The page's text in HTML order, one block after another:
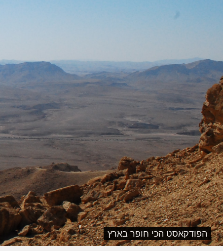
הפודקאסט הכי חופר בארץ